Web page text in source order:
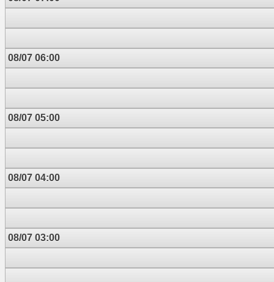
08/07 06:00
08/07 05:00
08/07 04:00
08/07 03:00